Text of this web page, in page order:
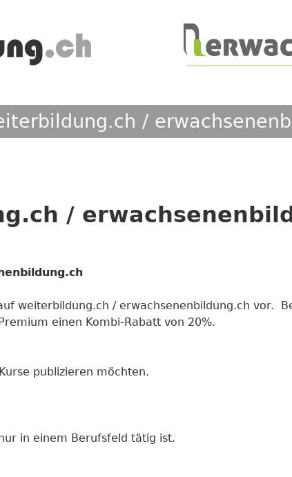
/
/
weiterbildung.ch / erwachsenenbildung.ch vor.
einen Kombi-Rabatt von 20%.
publizieren möchten.
in einem Berufsfeld tätig ist.